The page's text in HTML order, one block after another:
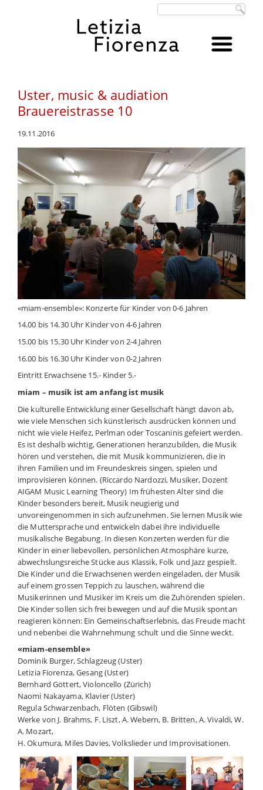
Suchbegriffe
Uster, music & audiation
Brauereistrasse 10
19.11.2016
«miam-ensemble»: Konzerte für Kinder von 0-6 Jahren
14.00 bis 14.30 Uhr Kinder von 4-6 Jahren
15.00 bis 15.30 Uhr Kinder von 2-4 Jahren
16.00 bis 16.30 Uhr Kinder von 0-2 Jahren
Eintritt Erwachsene 15.- Kinder 5.-
miam – musik ist am anfang ist musik
Die kulturelle Entwicklung einer Gesellschaft hängt davon ab,
wie viele Menschen sich künstlerisch ausdrücken können und
nicht wie viele Heifez, Perlman oder Toscaninis gefeiert werden.
Es ist deshalb wichtig, Generationen heranzubilden, die Musik
hören und verstehen, die mit Musik kommunizieren, die in
ihren Familien und im Freundeskreis singen, spielen und
improvisieren können. (Riccardo Nardozzi, Musiker, Dozent
AIGAM Music Learning Theory) Im frühesten Alter sind die
Kinder besonders bereit, Musik neugierig und
unvoreingenommen in sich aufzunehmen. Sie lernen Musik wie
die Muttersprache und entwickeln dabei ihre individuelle
musikalische Begabung. In diesen Konzerten werden für die
Kinder in einer liebevollen, persönlichen Atmosphäre kurze,
abwechslungsreiche Stücke aus Klassik, Folk und Jazz gespielt.
Die Kinder und die Erwachsenen werden eingeladen, der Musik
auf einem grossen Teppich zu lauschen, während die
Musikerinnen und Musiker im Kreis um die Zuhörenden spielen.
Die Kinder sollen sich frei bewegen und auf die Musik spontan
reagieren können: Ein Gemeinschaftserlebnis, das Freude macht
und nebenbei die Wahrnehmung schult und die Sinne weckt.
«miam-ensemble»
Dominik Burger, Schlagzeug (Uster)
Letizia Fiorenza, Gesang (Uster)
Bernhard Göttert, Violoncello (Zürich)
Naomi Nakayama, Klavier (Uster)
Regula Schwarzenbach, Flöten (Gibswil)
Werke von J. Brahms, F. Liszt, A. Webern, B. Britten, A. Vivaldi, W.
A. Mozart,
H. Okumura, Miles Davies, Volkslieder und Improvisationen.